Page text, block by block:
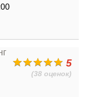
5
(38 оценок)